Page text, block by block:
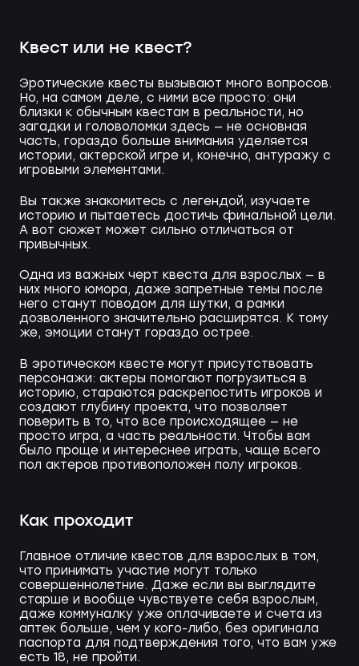
Квест или не квест?
Эротические квесты вызывают много вопросов.
Но, на самом деле, с ними все просто: они
близки к обычным квестам в реальности, но
загадки и головоломки здесь — не основная
часть, гораздо больше внимания уделяется
истории, актерской игре и, конечно, антуражу с
игровыми элементами.
Вы также знакомитесь с легендой, изучаете
историю и пытаетесь достичь финальной цели.
А вот сюжет может сильно отличаться от
привычных.
Одна из важных черт квеста для взрослых — в
них много юмора, даже запретные темы после
него станут поводом для шутки, а рамки
дозволенного значительно расширятся. К тому
же, эмоции станут гораздо острее.
В эротическом квесте могут присутствовать
персонажи: актеры помогают погрузиться в
историю, стараются раскрепостить игроков и
создают глубину проекта, что позволяет
поверить в то, что все происходящее — не
просто игра, а часть реальности. Чтобы вам
было проще и интереснее играть, чаще всего
пол актеров противоположен полу игроков.
Как проходит
Главное отличие квестов для взрослых в том,
что принимать участие могут только
совершеннолетние. Даже если вы выглядите
старше и вообще чувствуете себя взрослым,
даже коммуналку уже оплачиваете и счета из
аптек больше, чем у кого-либо, без оригинала
паспорта для подтверждения того, что вам уже
есть 18, не пройти.